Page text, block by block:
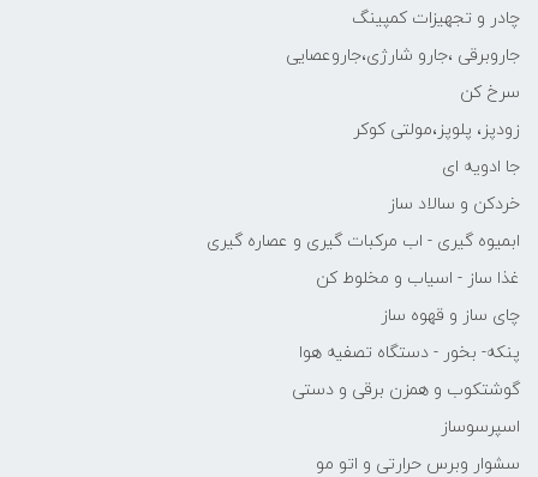
چادر و تجهیزات کمپینگ
جاروبرقی ،جارو شارژی،جاروعصایی
سرخ کن
زودپز، پلوپز،مولتی کوکر
جا ادویه ای
خردکن و سالاد ساز
ابمیوه گیری - اب مرکبات گیری و عصاره گیری
غذا ساز - اسیاب و مخلوط کن
چای ساز و قهوه ساز
پنکه- بخور - دستگاه تصفیه هوا
گوشتکوب و همزن برقی و دستی
اسپرسوساز
سشوار وبرس حرارتی و اتو مو